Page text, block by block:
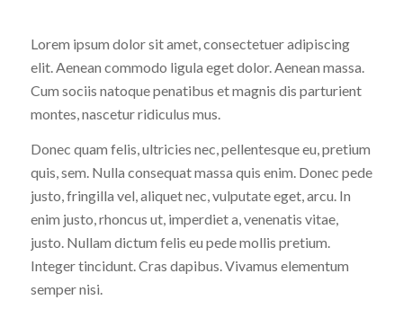
Lorem ipsum dolor sit amet, consectetuer adipiscing
elit. Aenean commodo ligula eget dolor. Aenean massa.
Cum sociis natoque penatibus et magnis dis parturient
montes, nascetur ridiculus mus.
Donec quam felis, ultricies nec, pellentesque eu, pretium
quis, sem. Nulla consequat massa quis enim. Donec pede
justo, fringilla vel, aliquet nec, vulputate eget, arcu. In
enim justo, rhoncus ut, imperdiet a, venenatis vitae,
justo. Nullam dictum felis eu pede mollis pretium.
Integer tincidunt. Cras dapibus. Vivamus elementum
semper nisi.